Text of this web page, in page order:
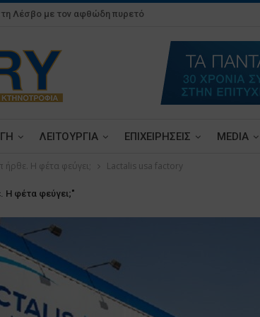
Λέσβο με τον αφθώδη πυρετό
ΛΕΙΤΟΥΡΓΙΑ ΕΠΙΧΕΙΡΗΣΕΙΣ MEDIA
Η φέτα φεύγει; Lactalis usa factory
Η φέτα φεύγει;"